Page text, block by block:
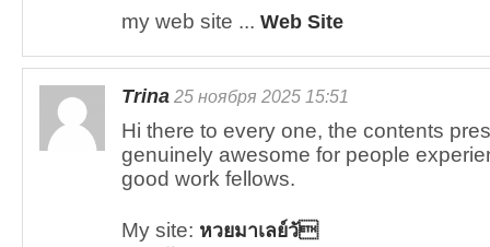
my web site ... Web Site
Trina 25 ноября 2025 15:51
Hi there to every one, the contents
genuinely awesome for people
good work fellows.
My site: หวยมาเลย์วั